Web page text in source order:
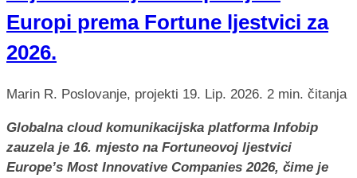
Europi prema Fortune ljestvici za
2026.
Marin R. Poslovanje, projekti 19. Lip. 2026. 2 min. čitanja
Globalna cloud komunikacijska platforma Infobip
zauzela je 16. mjesto na Fortuneovoj ljestvici
Europe’s Most Innovative Companies 2026, čime je